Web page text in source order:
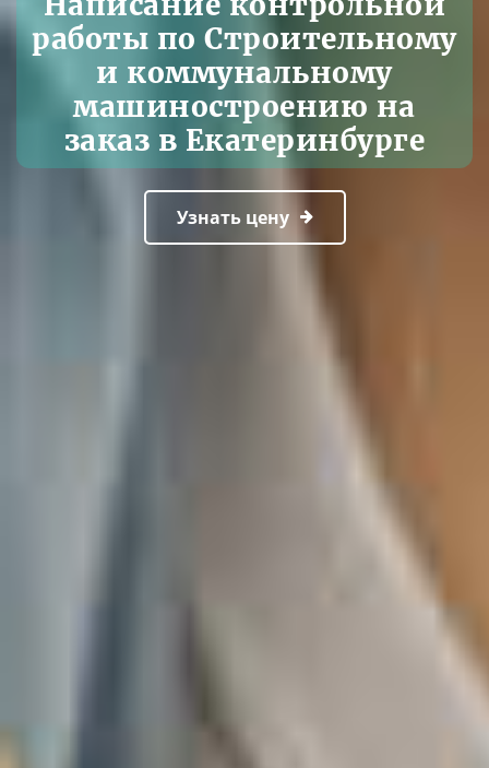
работы по Строительному
и коммунальному
машиностроению на
заказ в Екатеринбурге
Узнать цену